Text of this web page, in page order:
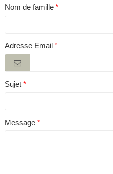
Nom de famille
Adresse Email
Sujet
Message